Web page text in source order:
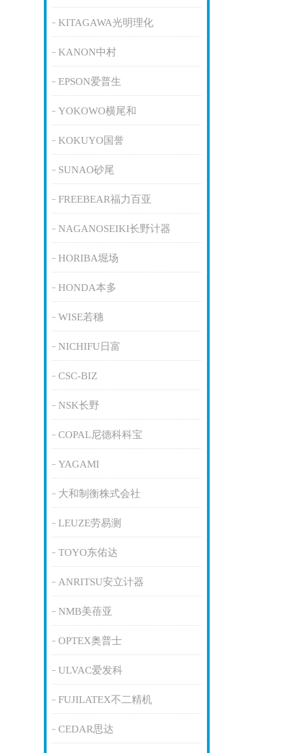
KITAGAWA光明理化
KANON中村
EPSON爱普生
YOKOWO横尾和
KOKUYO国誉
SUNAO砂尾
FREEBEAR福力百亚
NAGANOSEIKI长野计器
HORIBA堀场
HONDA本多
WISE若穗
NICHIFU日富
CSC-BIZ
NSK长野
COPAL尼德科科宝
YAGAMI
大和制衡株式会社
LEUZE劳易测
TOYO东佑达
ANRITSU安立计器
NMB美蓓亚
OPTEX奥普士
ULVAC爱发科
FUJILATEX不二精机
CEDAR思达